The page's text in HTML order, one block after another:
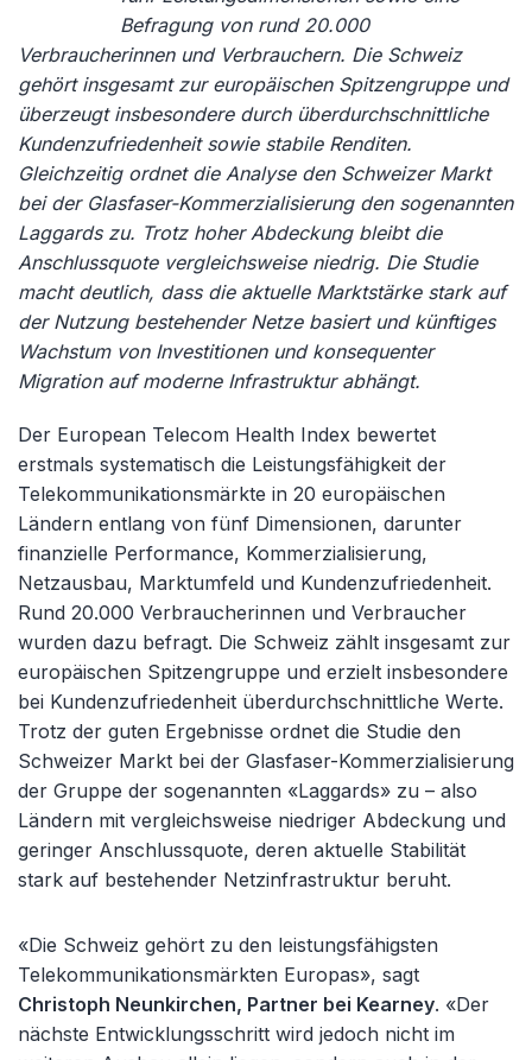
Befragung von rund 20.000
Verbraucherinnen und Verbrauchern. Die Schweiz
gehört insgesamt zur europäischen Spitzengruppe und
überzeugt insbesondere durch überdurchschnittliche
Kundenzufriedenheit sowie stabile Renditen.
Gleichzeitig ordnet die Analyse den Schweizer Markt
bei der Glasfaser-Kommerzialisierung den sogenannten
Laggards zu. Trotz hoher Abdeckung bleibt die
Anschlussquote vergleichsweise niedrig. Die Studie
macht deutlich, dass die aktuelle Marktstärke stark auf
der Nutzung bestehender Netze basiert und künftiges
Wachstum von Investitionen und konsequenter
Migration auf moderne Infrastruktur abhängt.
Der European Telecom Health Index bewertet
erstmals systematisch die Leistungsfähigkeit der
Telekommunikationsmärkte in 20 europäischen
Ländern entlang von fünf Dimensionen, darunter
finanzielle Performance, Kommerzialisierung,
Netzausbau, Marktumfeld und Kundenzufriedenheit.
Rund 20.000 Verbraucherinnen und Verbraucher
wurden dazu befragt. Die Schweiz zählt insgesamt zur
europäischen Spitzengruppe und erzielt insbesondere
bei Kundenzufriedenheit überdurchschnittliche Werte.
Trotz der guten Ergebnisse ordnet die Studie den
Schweizer Markt bei der Glasfaser-Kommerzialisierung
der Gruppe der sogenannten «Laggards» zu – also
Ländern mit vergleichsweise niedriger Abdeckung und
geringer Anschlussquote, deren aktuelle Stabilität
stark auf bestehender Netzinfrastruktur beruht.
«Die Schweiz gehört zu den leistungsfähigsten
Telekommunikationsmärkten Europas», sagt
Christoph Neunkirchen, Partner bei Kearney. «Der
nächste Entwicklungsschritt wird jedoch nicht im